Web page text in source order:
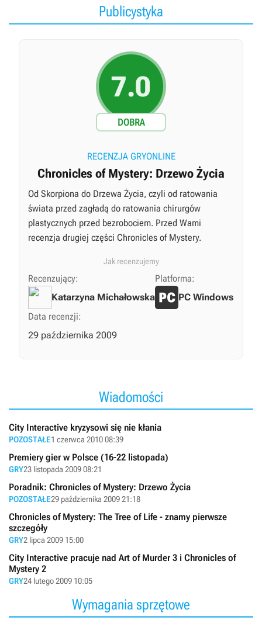
Publicystyka
7.0
DOBRA
RECENZJA GRYONLINE
Chronicles of Mystery: Drzewo Życia
Od Skorpiona do Drzewa Życia, czyli od ratowania
świata przed zagładą do ratowania chirurgów
plastycznych przed bezrobociem. Przed Wami
recenzja drugiej części Chronicles of Mystery.
Jak recenzujemy
Recenzujący:
Katarzyna Michałowska
Platforma:
PC Windows
Data recenzji:
29 października 2009
Wiadomości
City Interactive kryzysowi się nie kłania
POZOSTAŁE1 czerwca 2010 08:39
Premiery gier w Polsce (16-22 listopada)
GRY23 listopada 2009 08:21
Poradnik: Chronicles of Mystery: Drzewo Życia
POZOSTAŁE29 października 2009 21:18
Chronicles of Mystery: The Tree of Life - znamy pierwsze
szczegóły
GRY2 lipca 2009 15:00
City Interactive pracuje nad Art of Murder 3 i Chronicles of
Mystery 2
GRY24 lutego 2009 10:05
Wymagania sprzętowe